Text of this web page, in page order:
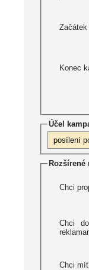
Začátek
Konec
Účel
Chci
Chci
Chci